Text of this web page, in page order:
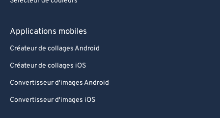
Applications mobiles
Créateur de collages Android
Créateur de collages iOS
Convertisseur d'images Android
Convertisseur d'images iOS